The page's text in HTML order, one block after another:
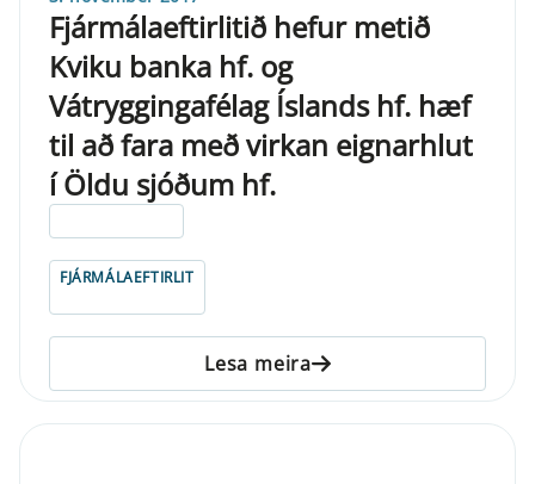
Fjármálaeftirlitið hefur metið
Kviku banka hf. og
Vátryggingafélag Íslands hf. hæf
til að fara með virkan eignarhlut
í Öldu sjóðum hf.
FJÁRMÁLAEFTIRLIT
Lesa meira